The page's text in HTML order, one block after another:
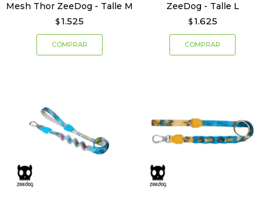
Mesh Thor ZeeDog - Talle M
$ 1.525
ZeeDog - Talle L
$ 1.625